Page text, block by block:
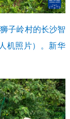
子岭村的长沙智
机照片）。新华